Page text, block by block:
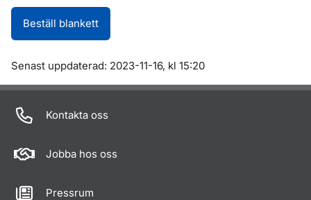
Beställ blankett
Om sidan
Senast uppdaterad: 2023-11-16, kl 15:20
Kontakta oss
Jobba hos oss
Pressrum